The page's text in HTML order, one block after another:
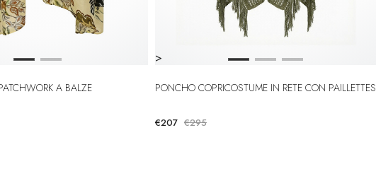
A BALZE
>
PONCHO COPRICOSTUME IN RETE CON PAILLETTES
€207 €295